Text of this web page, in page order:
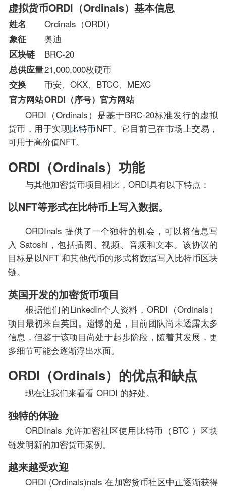
虚拟货币ORDI（Ordinals）基本信息
姓名 Ordinals（ORDI）
象征 奥迪
区块链 BRC-20
总供应量21,000,000枚硬币
交换 币安、OKX、BTCC、MEXC
官方网站ORDI（序号）官方网站
ORDI（Ordinals）是基于BRC-20标准发行的虚拟
货币，用于实现比特币NFT。它目前已在市场上交易，
可用于高价值NFT。
ORDI（Ordinals）功能
与其他加密货币项目相比，ORDI具有以下特点：
以NFT等形式在比特币上写入数据。
ORDInals 提供了一个独特的机会，可以将信息写
入 Satoshi，包括插图、视频、音频和文本。该协议的
目标是以NFT 和其他代币的形式将数据写入比特币区块
链。
英国开发的加密货币项目
根据他们的LinkedIn个人资料，ORDI（Ordinals）
项目最初来自英国。遗憾的是，目前团队尚未透露太多
信息，但鉴于该项目尚处于起步阶段，随着其发展，更
多细节可能会逐渐浮出水面。
ORDI（Ordinals）的优点和缺点
现在让我们来看看 ORDI 的好处。
独特的体验
ORDInals 允许加密社区使用比特币（BTC ）区块
链发明新的加密货币案例。
越来越受欢迎
ORDI (Ordinals)nals 在加密货币社区中正逐渐获得